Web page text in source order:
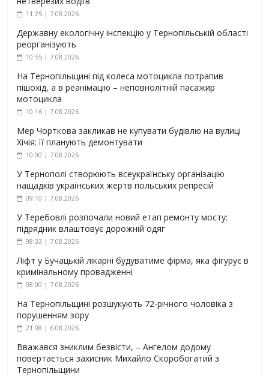
11:25 | 7.08.2026
Державну екологічну інспекцію у Тернопільській області
реорганізують
10:55 | 7.08.2026
На Тернопільщині під колеса мотоцикла потрапив
пішохід, а в реанімацію – неповнолітній пасажир
мотоцикла
10:16 | 7.08.2026
Мер Чорткова закликав не купувати будівлю на вулиці
Хічія: її планують демонтувати
10:00 | 7.08.2026
У Тернополі створюють всеукраїнську організацію
нащадків українських жертв польських репресій
09:10 | 7.08.2026
У Теребовлі розпочали новий етап ремонту мосту:
підрядник влаштовує дорожній одяг
08:33 | 7.08.2026
Ліфт у Бучацькій лікарні будуватиме фірма, яка фігурує в
кримінальному провадженні
08:00 | 7.08.2026
На Тернопільщині розшукують 72-річного чоловіка з
порушенням зору
21:08 | 6.08.2026
Вважався зниклим безвісти, – Ангелом додому
повертається захисник Михайло Скоробогатий з
Тернопільщини